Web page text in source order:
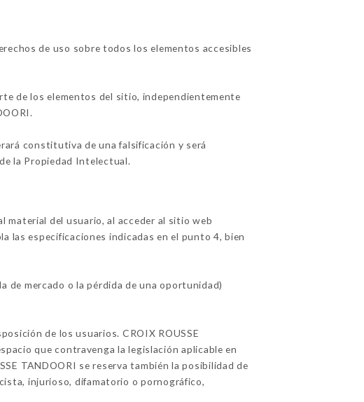
de uso sobre todos los elementos accesibles
de los elementos del sitio, independientemente
constitutiva de una falsificación y será
la Propiedad Intelectual.
material del usuario, al acceder al sitio web
las especificaciones indicadas en el punto 4, bien
de mercado o la pérdida de una oportunidad)
de los usuarios. CROIX ROUSSE
que contravenga la legislación aplicable en
TANDOORI se reserva también la posibilidad de
injurioso, difamatorio o pornográfico,